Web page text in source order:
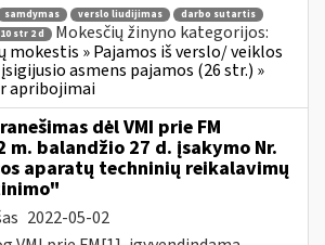
samdymas verslo liudijimas
darbo sutartis
str 2 d
Mokesčių žinyno kategorijos:
mokestis » Pajamos iš verslo/ veiklos
asmens pajamos (26 str.) »
apribojimai
dėl VMI prie FM
m. balandžio 27 d. įsakymo Nr.
aparatų techninių reikalavimų
2022-05-02